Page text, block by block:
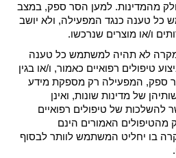
מהמדינות. למען הסר ספק, במצב
כל טענה כנגד המפעילה, ולא יושב
ו/או מוצרים שנרכשו.
מקרה לא תהיה למשתמש כל טענה
טיפולים רפואיים כאמור, ו/או בגין
ספק, המפעילה רק מספקת מידע
של מדינות שונות, ואינן
של טיפולים רפואיים
מהטיפולים האמורים הינם
בו יחליט המשתמש לוותר לבסוף